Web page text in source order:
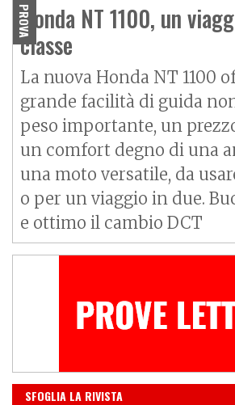
PROVA
Honda NT 1100, un
classe
La nuova Honda NT 1100
grande facilità di guida
peso importante, un
un comfort degno di una
una moto versatile, da
o per un viaggio in due.
e ottimo il cambio DCT
IN EDICOLA
SFOGLIA LA RIVISTA